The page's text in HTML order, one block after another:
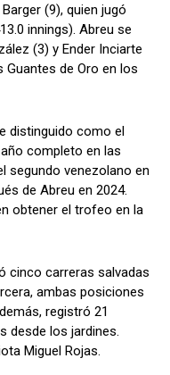
(9), quien jugó
innings). Abreu se
(3) y Ender Inciarte
de Oro en los
distinguido como el
completo en las
segundo venezolano en
de Abreu en 2024.
obtener el trofeo en la
cinco carreras salvadas
ambas posiciones
registró 21
desde los jardines.
Miguel Rojas.